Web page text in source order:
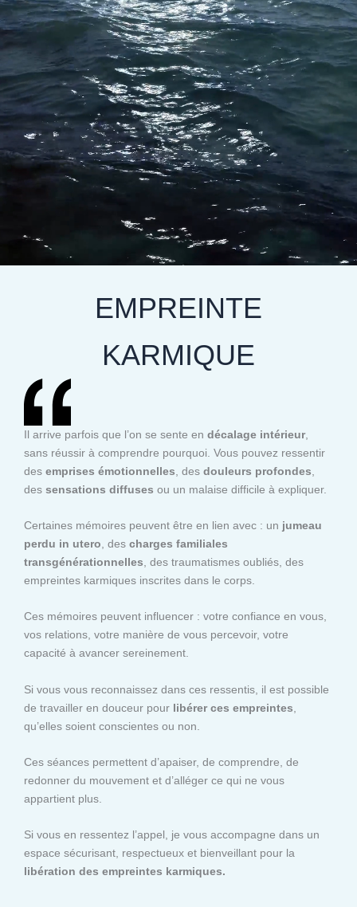
EMPREINTE
KARMIQUE
Il arrive parfois que l’on se sente en décalage intérieur,
sans réussir à comprendre pourquoi. Vous pouvez ressentir
des emprises émotionnelles , des douleurs profondes
des sensations diffuses ou un malaise difficile à expliquer.
Certaines mémoires peuvent être en lien avec : un jumeau
perdu in utero , des charges familiales
transgénérationnelles , des traumatismes oubliés, des
empreintes karmiques inscrites dans le corps.
Ces mémoires peuvent influencer : votre confiance en vous,
vos relations, votre manière de vous percevoir, votre
capacité à avancer sereinement.
Si vous vous reconnaissez dans ces ressentis, il est possible
de travailler en douceur pour libérer ces empreintes
qu’elles soient conscientes ou non.
Ces séances permettent d’apaiser, de comprendre, de
redonner du mouvement et d’alléger ce qui ne vous
appartient plus.
Si vous en ressentez l’appel, je vous accompagne dans un
espace sécurisant, respectueux et bienveillant pour la
libération des empreintes karmiques.